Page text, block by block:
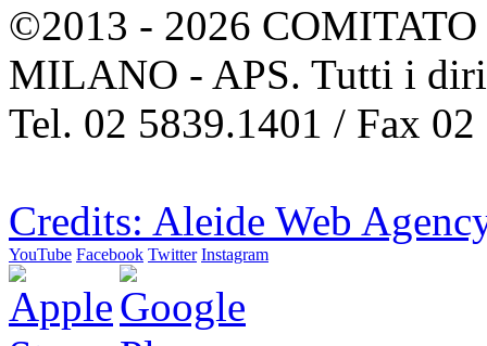
©2013 - 2026
MILANO - APS. Tutti i
Tel. 02 5839.1401 / Fax
Credits: Aleide Web
YouTube Facebook Twitter Instagram